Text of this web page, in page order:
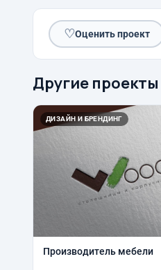
♡Оценить проект
Другие проекты
ДИЗАЙН И БРЕНДИНГ
Производитель мебели